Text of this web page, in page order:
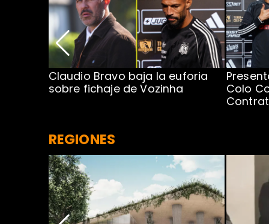
Claudio Bravo baja la euforia
sobre fichaje de Vozinha
Colo
REGIONES